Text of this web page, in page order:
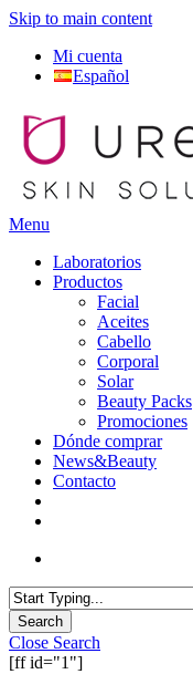
Skip to main content
Mi cuenta
Español
Menu
Laboratorios
Productos
Facial
Aceites
Cabello
Corporal
Solar
Beauty Packs
Promociones
Dónde comprar
News&Beauty
Contacto
Search
Close Search
[ff id="1"]